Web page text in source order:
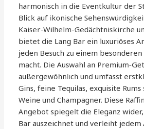
harmonisch in die Eventkultur der
Blick auf ikonische
Kaiser-Wilhelm-Gedächtniskirche
bietet die Lang Bar ein luxuriöses
jeden Besuch zu einem
macht. Die Auswahl an Premium-
außergewöhnlich und umfasst
Gins, feine Tequilas, exquisite
Weine und Champagner. Diese
Angebot spiegelt die Eleganz
Bar auszeichnet und verleiht